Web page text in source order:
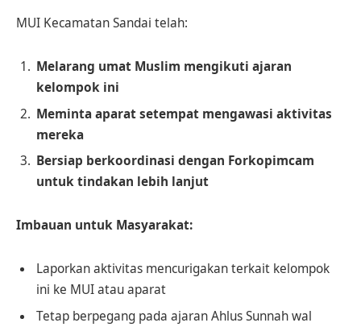
MUI Kecamatan Sandai telah:
Melarang umat Muslim mengikuti ajaran
kelompok ini
Meminta aparat setempat mengawasi aktivitas
mereka
Bersiap berkoordinasi dengan Forkopimcam
untuk tindakan lebih lanjut
Imbauan untuk Masyarakat:
Laporkan aktivitas mencurigakan terkait kelompok
ini ke MUI atau aparat
Tetap berpegang pada ajaran Ahlus Sunnah wal